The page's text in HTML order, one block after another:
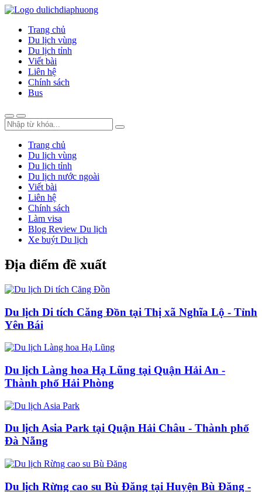
Trang chủ
Du lịch vùng
Du lịch tỉnh
Viết bài
Liên hệ
Chính sách
Bus
Trang chủ
Du lịch vùng
Du lịch tỉnh
Du lịch nước ngoài
Viết bài
Liên hệ
Chính sách
Làm visa
Blog Review Du lịch
Xe buýt Du lịch
Địa điểm đề xuất
Du lịch Di tích Căng Đồn tại Thị xã Nghĩa Lộ - Tỉnh
Yên Bái
Du lịch Làng hoa Hạ Lũng tại Quận Hải An -
Thành phố Hải Phòng
Du lịch Asia Park tại Quận Hải Châu - Thành phố
Đà Nẵng
Du lịch Rừng cao su Bù Đăng tại Huyện Bù Đăng -